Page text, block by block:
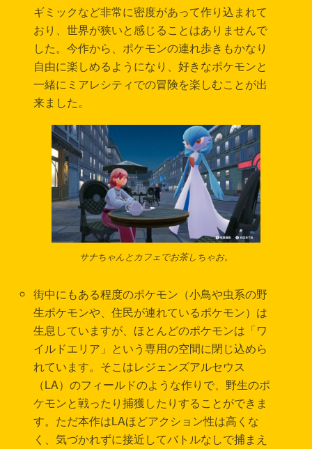
ギミックなど非常に密度があって作り込まれて
おり、世界が狭いと感じることはありませんで
した。今作から、ポケモンの連れ歩きもかなり
自由に楽しめるようになり、好きなポケモンと
一緒にミアレシティでの冒険を楽しむことが出
来ました。
サナちゃんとカフェでお茶しちゃお。
街中にもある程度のポケモン（小鳥や虫系の野
生ポケモンや、住民が連れているポケモン）は
生息していますが、ほとんどのポケモンは「ワ
イルドエリア」という専用の空間に閉じ込めら
れています。そこはレジェンズアルセウス
（LA）のフィールドのような作りで、野生のポ
ケモンと戦ったり捕獲したりすることができま
す。ただ本作はLAほどアクション性は高くな
く、気づかれずに接近してバトルなしで捕まえ